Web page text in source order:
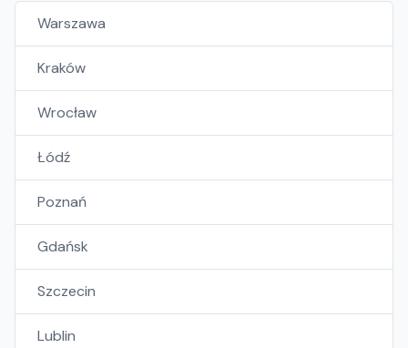
Warszawa
Kraków
Wrocław
Łódź
Poznań
Gdańsk
Szczecin
Lublin